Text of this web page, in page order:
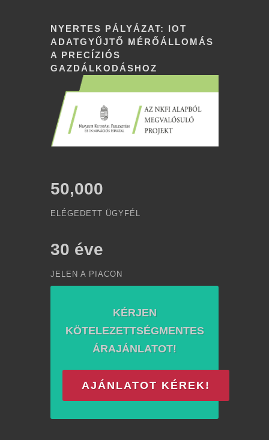
NYERTES PÁLYÁZAT: IOT
ADATGYŰJTŐ MÉRŐÁLLOMÁS
A PRECÍZIÓS
GAZDÁLKODÁSHOZ
50,000
ELÉGEDETT ÜGYFÉL
30 éve
JELEN A PIACON
KÉRJEN
KÖTELEZETTSÉGMENTES
ÁRAJÁNLATOT!
AJÁNLATOT KÉREK!